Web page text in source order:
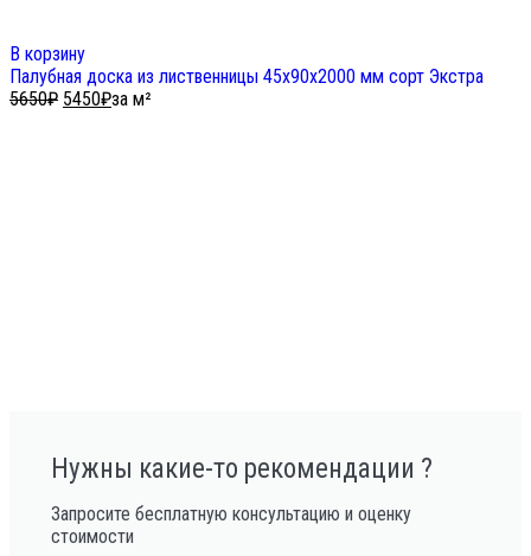
В корзину
Палубная доска из лиственницы 45х90х2000 мм сорт Экстра
5650₽ 5450₽за м²
Нужны какие-то рекомендации ?
Запросите бесплатную консультацию и оценку
стоимости